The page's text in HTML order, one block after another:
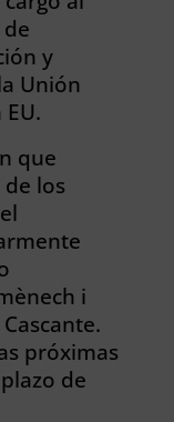
de
y
Unión
que
los
i
próximas
de